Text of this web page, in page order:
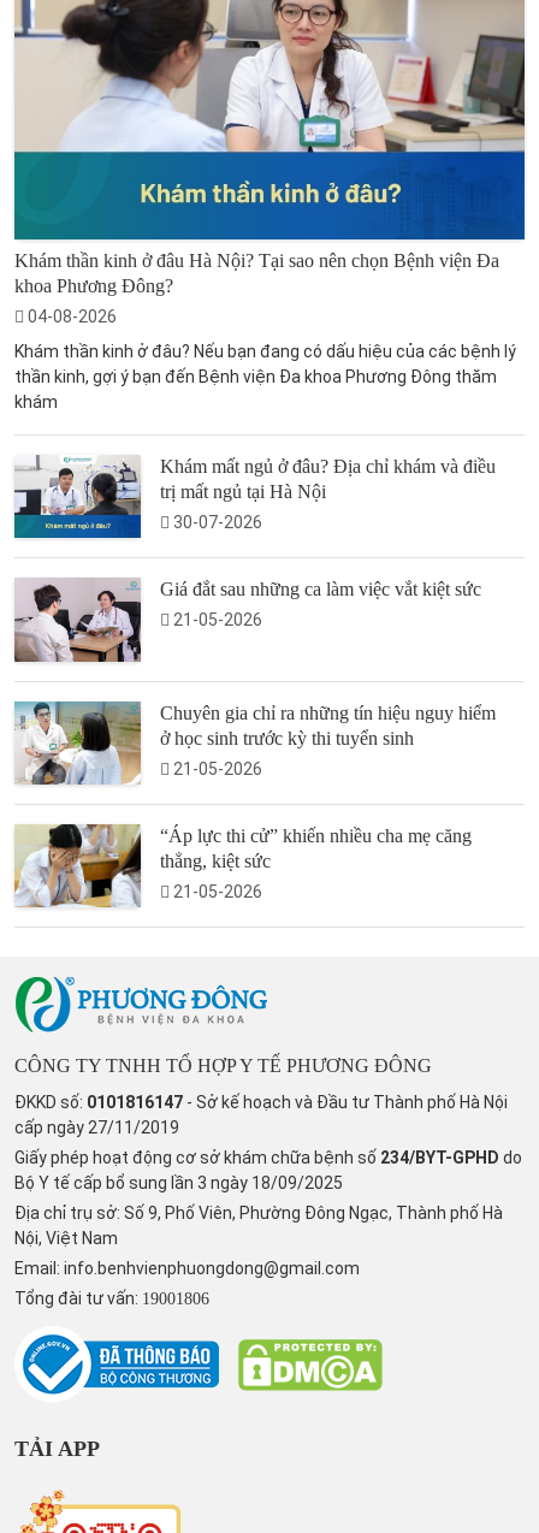
Khám thần kinh ở đâu Hà Nội? Tại sao nên chọn Bệnh viện Đa
khoa Phương Đông?
04-08-2026
Khám thần kinh ở đâu? Nếu bạn đang có dấu hiệu của các bệnh lý
thần kinh, gợi ý bạn đến Bệnh viện Đa khoa Phương Đông thăm
khám
Khám mất ngủ ở đâu? Địa chỉ khám và điều
trị mất ngủ tại Hà Nội
30-07-2026
Giá đắt sau những ca làm việc vắt kiệt sức
21-05-2026
Chuyên gia chỉ ra những tín hiệu nguy hiểm
ở học sinh trước kỳ thi tuyển sinh
21-05-2026
“Áp lực thi cử” khiến nhiều cha mẹ căng
thẳng, kiệt sức
21-05-2026
CÔNG TY TNHH TỔ HỢP Y TẾ PHƯƠNG ĐÔNG
ĐKKD số: 0101816147 - Sở kế hoạch và Đầu tư Thành phố Hà Nội
cấp ngày 27/11/2019
Giấy phép hoạt động cơ sở khám chữa bệnh số 234/BYT-GPHD do
Bộ Y tế cấp bổ sung lần 3 ngày 18/09/2025
Địa chỉ trụ sở: Số 9, Phố Viên, Phường Đông Ngạc, Thành phố Hà
Nội, Việt Nam
Email: info.benhvienphuongdong@gmail.com
Tổng đài tư vấn: 19001806
TẢI APP